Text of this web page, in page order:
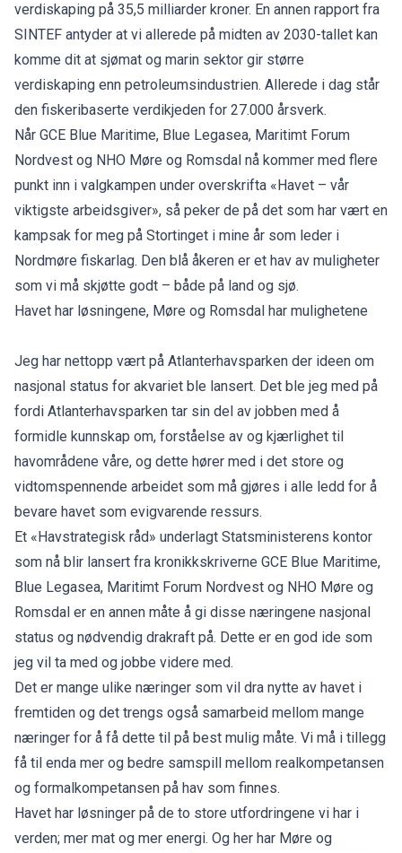
verdiskaping på 35,5 milliarder kroner. En annen rapport fra
SINTEF antyder at vi allerede på midten av 2030-tallet kan
komme dit at sjømat og marin sektor gir større
verdiskaping enn petroleumsindustrien. Allerede i dag står
den fiskeribaserte verdikjeden for 27.000 årsverk.
Når GCE Blue Maritime, Blue Legasea, Maritimt Forum
Nordvest og NHO Møre og Romsdal nå kommer med flere
punkt inn i valgkampen under overskrifta «Havet – vår
viktigste arbeidsgiver», så peker de på det som har vært en
kampsak for meg på Stortinget i mine år som leder i
Nordmøre fiskarlag. Den blå åkeren er et hav av muligheter
som vi må skjøtte godt – både på land og sjø.
Havet har løsningene, Møre og Romsdal har mulighetene
Jeg har nettopp vært på Atlanterhavsparken der ideen om
nasjonal status for akvariet ble lansert. Det ble jeg med på
fordi Atlanterhavsparken tar sin del av jobben med å
formidle kunnskap om, forståelse av og kjærlighet til
havområdene våre, og dette hører med i det store og
vidtomspennende arbeidet som må gjøres i alle ledd for å
bevare havet som evigvarende ressurs.
Et «Havstrategisk råd» underlagt Statsministerens kontor
som nå blir lansert fra kronikkskriverne GCE Blue Maritime,
Blue Legasea, Maritimt Forum Nordvest og NHO Møre og
Romsdal er en annen måte å gi disse næringene nasjonal
status og nødvendig drakraft på. Dette er en god ide som
jeg vil ta med og jobbe videre med.
Det er mange ulike næringer som vil dra nytte av havet i
fremtiden og det trengs også samarbeid mellom mange
næringer for å få dette til på best mulig måte. Vi må i tillegg
få til enda mer og bedre samspill mellom realkompetansen
og formalkompetansen på hav som finnes.
Havet har løsninger på de to store utfordringene vi har i
verden; mer mat og mer energi. Og her har Møre og